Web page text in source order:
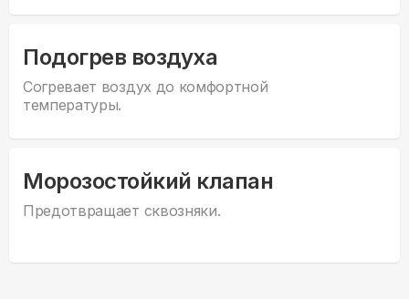
Подогрев воздуха
Согревает воздух до комфортной
температуры.
Морозостойкий клапан
Предотвращает сквозняки.